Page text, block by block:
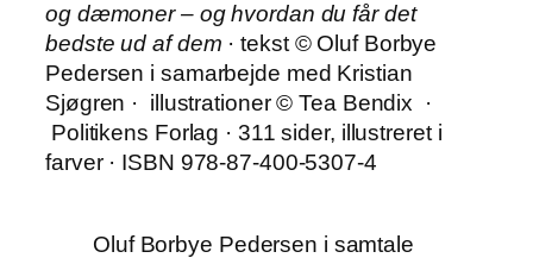
og dæmoner – og hvordan du får det
bedste ud af dem · tekst © Oluf Borbye
Pedersen i samarbejde med Kristian
Sjøgren · illustrationer © Tea Bendix ·
Politikens Forlag · 311 sider, illustreret i
farver · ISBN 978-87-400-5307-4
Oluf Borbye Pedersen i samtale